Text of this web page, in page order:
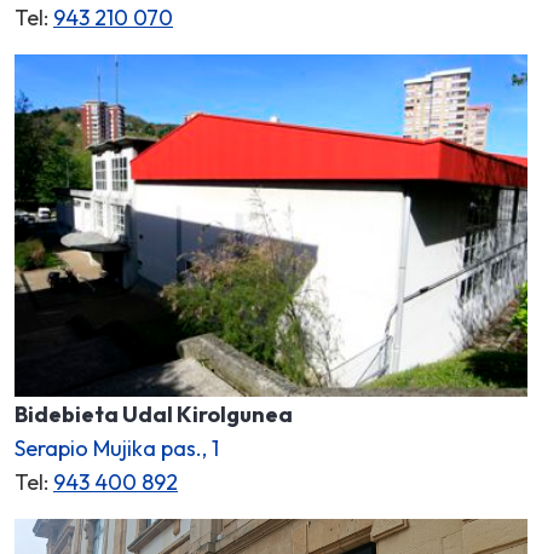
Tel: 943 210 070
Bidebieta Udal Kirolgunea
Serapio Mujika pas., 1
Tel: 943 400 892